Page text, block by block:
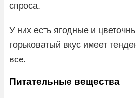
спроса.
У них есть ягодные и
горьковатый вкус имеет
все.
Питательные вещества